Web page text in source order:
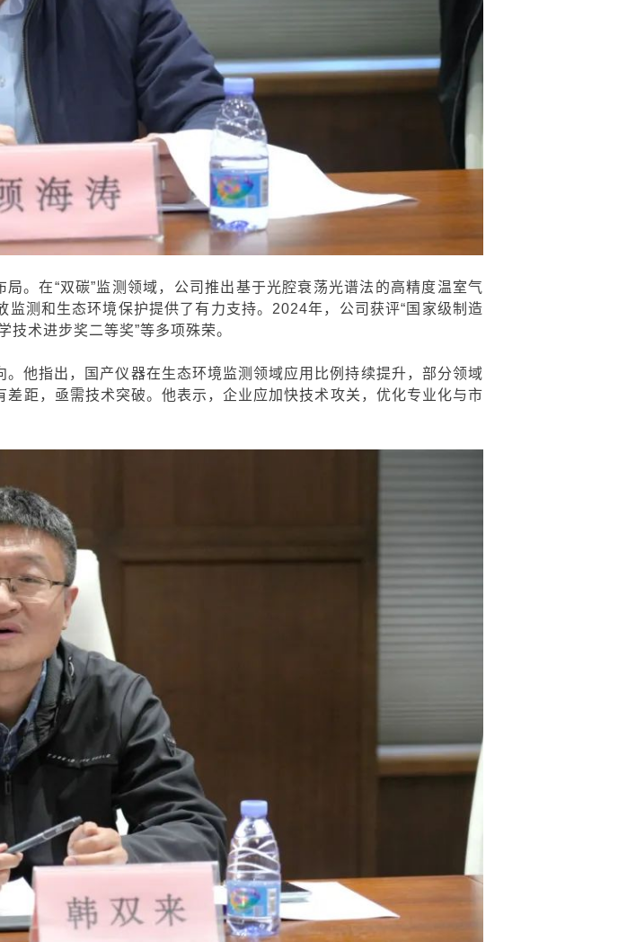
。在“双碳”监测领域，公司推出基于光腔衰荡光谱法的高精度温室气
测和生态环境保护提供了有力支持。2024年，公司获评“国家级制造
技术进步奖二等奖”等多项殊荣。
他指出，国产仪器在生态环境监测领域应用比例持续提升，部分领域
距，亟需技术突破。他表示，企业应加快技术攻关，优化专业化与市